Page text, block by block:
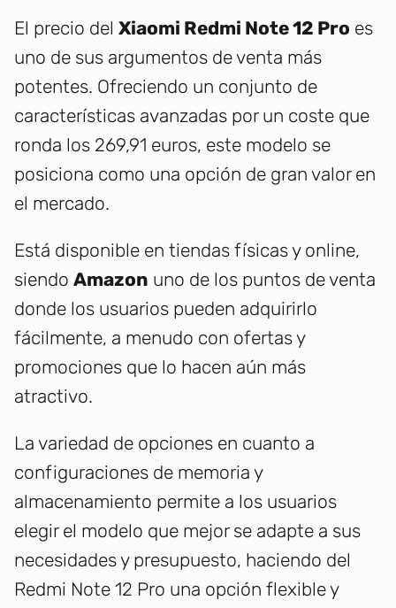
El precio del Xiaomi Redmi Note 12 Pro es
uno de sus argumentos de venta más
potentes. Ofreciendo un conjunto de
características avanzadas por un coste que
ronda los 269,91 euros, este modelo se
posiciona como una opción de gran valor en
el mercado.
Está disponible en tiendas físicas y online,
siendo Amazon uno de los puntos de venta
donde los usuarios pueden adquirirlo
fácilmente, a menudo con ofertas y
promociones que lo hacen aún más
atractivo.
La variedad de opciones en cuanto a
configuraciones de memoria y
almacenamiento permite a los usuarios
elegir el modelo que mejor se adapte a sus
necesidades y presupuesto, haciendo del
Redmi Note 12 Pro una opción flexible y